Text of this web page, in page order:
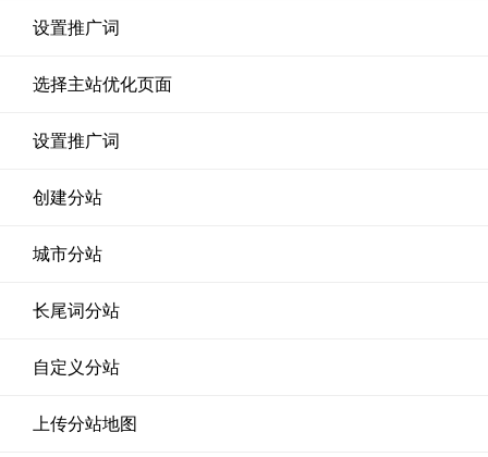
设置推广词
选择主站优化页面
设置推广词
创建分站
城市分站
长尾词分站
自定义分站
上传分站地图